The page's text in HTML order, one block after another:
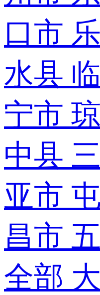
口市
水县
宁市
中县
亚市
昌市
全部